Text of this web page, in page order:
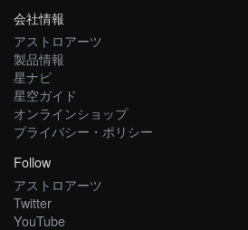
会社情報
アストロアーツ
製品情報
星ナビ
星空ガイド
オンラインショップ
プライバシー・ポリシー
Follow
アストロアーツ
Twitter
YouTube